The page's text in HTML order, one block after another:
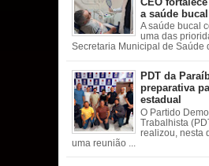
a saúde
A saúde bucal
uma das
Secretaria Municipal de Saúde
PDT da
preparativa
estadual
O Partido
Trabalhista
realizou, nesta
uma reunião ...